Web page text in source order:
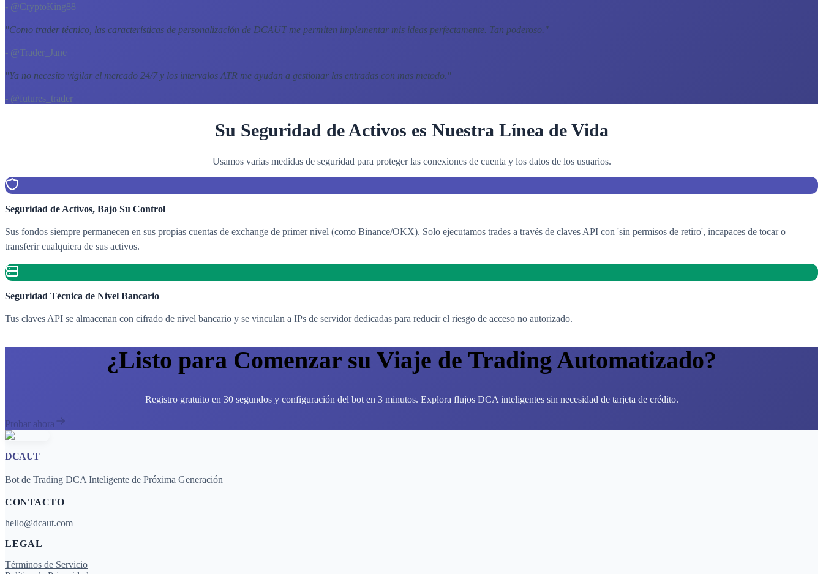
- @CryptoKing88
"Como trader técnico, las características de personalización de DCAUT me permiten implementar mis ideas perfectamente. Tan poderoso. "
- @Trader_Jane
"Ya no necesito vigilar el mercado 24/7 y los intervalos ATR me ayudan a gestionar las entradas con mas metodo."
- @futures_trader
Su Seguridad de Activos es Nuestra Línea de Vida
Usamos varias medidas de seguridad para proteger las conexiones de cuenta y los datos de los usuarios.
Seguridad de Activos, Bajo Su Control
Sus fondos siempre permanecen en sus propias cuentas de exchange de primer nivel (como Binance/OKX). Solo ejecutamos trades a través de claves API con 'sin permisos de retiro', incapaces de tocar o
transferir cualquiera de sus activos.
Seguridad Técnica de Nivel Bancario
Tus claves API se almacenan con cifrado de nivel bancario y se vinculan a IPs de servidor dedicadas para reducir el riesgo de acceso no autorizado.
¿Listo para Comenzar su Viaje de Trading Automatizado?
Registro gratuito en 30 segundos y configuración del bot en 3 minutos. Explora flujos DCA inteligentes sin necesidad de tarjeta de crédito.
Probar ahora
DCAUT
Bot de Trading DCA Inteligente de Próxima Generación
CONTACTO
hello@dcaut.com
LEGAL
Términos de Servicio